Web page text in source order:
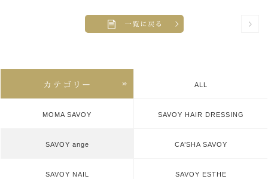
ALL
MOMA SAVOY SAVOY HAIR DRESSING
SAVOY ange CA’SHA SAVOY
SAVOY NAIL SAVOY ESTHE